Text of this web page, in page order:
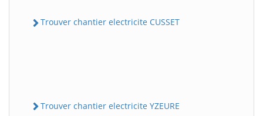
Trouver chantier electricite CUSSET
Trouver chantier electricite YZEURE